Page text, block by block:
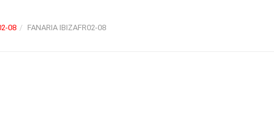
08 FANARIA IBIZAFR02-08